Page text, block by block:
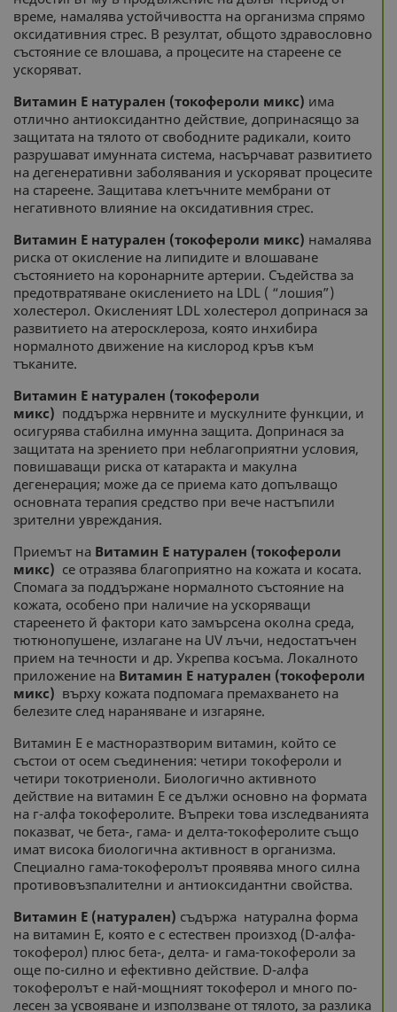
време, намалява устойчивостта на организма спрямо
оксидативния стрес. В резултат, общото здравословно
състояние се влошава, а процесите на стареене се
ускоряват.
Витамин Е натурален (токофероли микс) има
отлично антиоксидантно действие, допринасящо за
защитата на тялото от свободните радикали, които
разрушават имунната система, насърчават развитието
на дегенеративни заболявания и ускоряват процесите
на стареене. Защитава клетъчните мембрани от
негативното влияние на оксидативния стрес.
Витамин Е натурален (токофероли микс) намалява
риска от окисление на липидите и влошаване
състоянието на коронарните артерии. Съдейства за
предотвратяване окислението на LDL ( “лошия”)
холестерол. Окисленият LDL холестерол допринася за
развитието на атеросклероза, която инхибира
нормалното движение на кислород кръв към
тъканите.
Витамин Е натурален (токофероли
микс) поддържа нервните и мускулните функции, и
осигурява стабилна имунна защита. Допринася за
защитата на зрението при неблагоприятни условия,
повишаващи риска от катаракта и макулна
дегенерация; може да се приема като допълващо
основната терапия средство при вече настъпили
зрителни увреждания.
Приемът на Витамин Е натурален (токофероли
микс) се отразява благоприятно на кожата и косата.
Спомага за поддържане нормалното състояние на
кожата, особено при наличие на ускоряващи
стареенето й фактори като замърсена околна среда,
тютюнопушене, излагане на UV лъчи, недостатъчен
прием на течности и др. Укрепва косъма. Локалното
приложение на Витамин Е натурален (токофероли
микс) върху кожата подпомага премахването на
белезите след нараняване и изгаряне.
Витамин Е е мастноразтворим витамин, който се
състои от осем съединения: четири токофероли и
четири токотриеноли. Биологично активното
действие на витамин Е се дължи основно на формата
на г-алфа токоферолите. Въпреки това изследванията
показват, че бета-, гама- и делта-токоферолите също
имат висока биологична активност в организма.
Специално гама-токоферолът проявява много силна
противовъзпалителни и антиоксидантни свойства.
Витамин Е (натурален) съдържа натурална форма
на витамин Е, която е с естествен произход (D-алфа-
токоферол) плюс бета-, делта- и гама-токофероли за
още по-силно и ефективно действие. D-алфа
токоферолът е най-мощният токоферол и много по-
лесен за усвояване и използване от тялото, за разлика